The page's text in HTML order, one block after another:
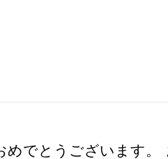
でとうございます。